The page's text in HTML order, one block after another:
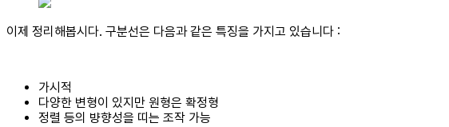
이제 정리해봅시다. 구분선은 다음과 같은 특징을 가지고 있습니다 :
가시적
다양한 변형이 있지만 원형은 확정형
정렬 등의 뱡향성을 띠는 조작 가능